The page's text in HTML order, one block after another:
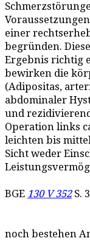
einer
begründen.
Ergebnis richtig
bewirken die
(Adipositas,
abdominaler
und
Operation links
leichten bis
Sicht weder
BGE 130 V 352S.
noch bestehen